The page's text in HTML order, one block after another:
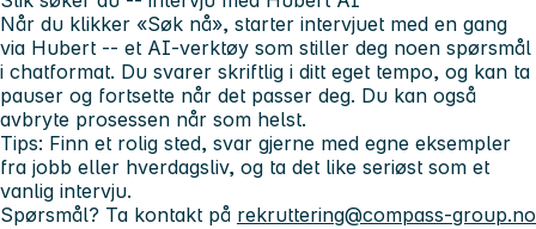
Når du klikker «Søk nå», starter intervjuet med en gang
via Hubert -- et AI-verktøy som stiller deg noen spørsmål
i chatformat. Du svarer skriftlig i ditt eget tempo, og kan ta
pauser og fortsette når det passer deg. Du kan også
avbryte prosessen når som helst.
Tips: Finn et rolig sted, svar gjerne med egne eksempler
fra jobb eller hverdagsliv, og ta det like seriøst som et
vanlig intervju.
Spørsmål? Ta kontakt på rekruttering@compass-group.no